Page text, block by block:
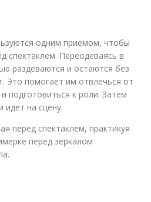
одним приемом, чтобы
спектаклем. Переодеваясь в
раздеваются и остаются без
Это помогает им отвлечься от
подготовиться к роли. Затем
идет на сцену.
перед спектаклем, практикуя
перед зеркалом